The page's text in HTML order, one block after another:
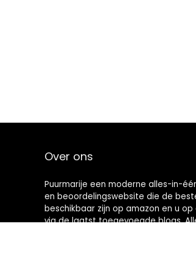
Over ons
Puurmarije een moderne alles-in-
en beoordelingswebsite die de
beschikbaar zijn op amazon en u
via de laatst toegevoegde blogs.